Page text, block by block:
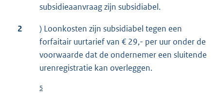
subsidieaanvraag zijn subsidiabel.
2
) Loonkosten zijn subsidiabel tegen een
forfaitair uurtarief van € 29,- per uur onder de
voorwaarde dat de ondernemer een sluitende
urenregistratie kan overleggen.
5